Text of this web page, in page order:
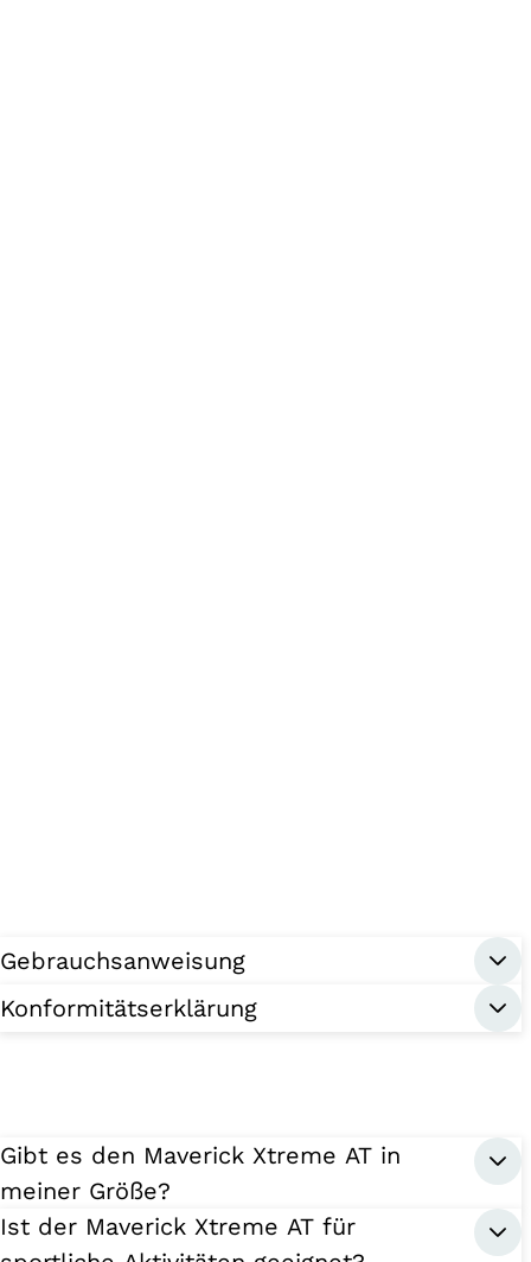
Gebrauchsanweisung
Konformitätserklärung
Gibt es den Maverick Xtreme AT in
meiner Größe?
Ist der Maverick Xtreme AT für